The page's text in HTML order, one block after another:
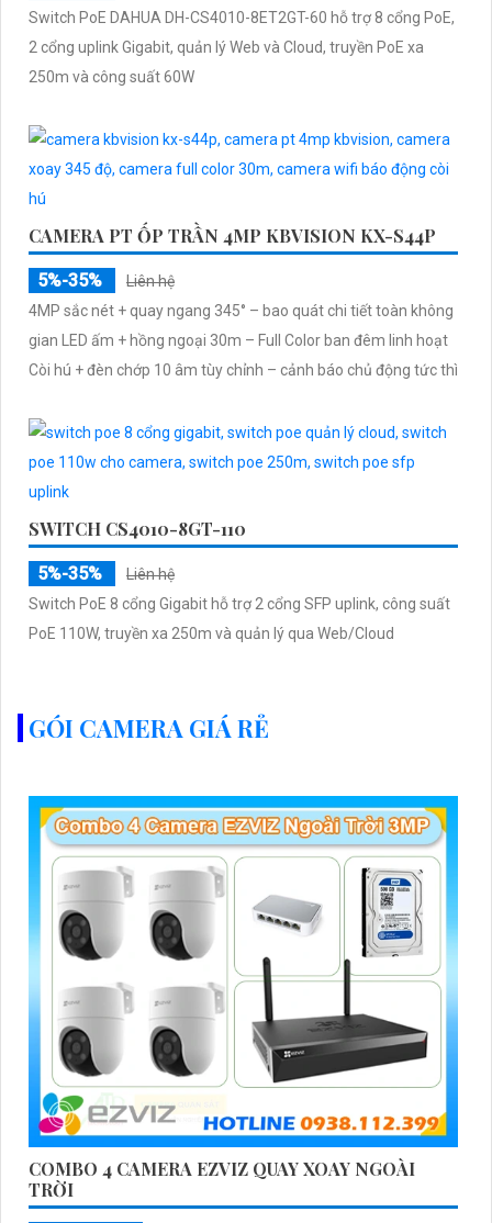
Switch PoE DAHUA DH-CS4010-8ET2GT-60 hỗ trợ 8 cổng PoE,
2 cổng uplink Gigabit, quản lý Web và Cloud, truyền PoE xa
250m và công suất 60W
CAMERA PT ỐP TRẦN 4MP KBVISION KX-S44P
5%-35%
Liên hệ
4MP sắc nét + quay ngang 345° – bao quát chi tiết toàn không
gian LED ấm + hồng ngoại 30m – Full Color ban đêm linh hoạt
Còi hú + đèn chớp 10 âm tùy chỉnh – cảnh báo chủ động tức thì
SWITCH CS4010-8GT-110
5%-35%
Liên hệ
Switch PoE 8 cổng Gigabit hỗ trợ 2 cổng SFP uplink, công suất
PoE 110W, truyền xa 250m và quản lý qua Web/Cloud
GÓI CAMERA GIÁ RẺ
COMBO 4 CAMERA EZVIZ QUAY XOAY NGOÀI
TRỜI